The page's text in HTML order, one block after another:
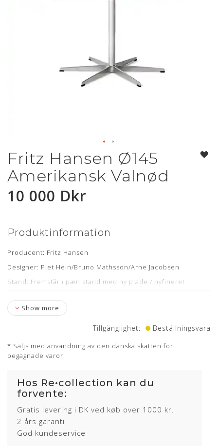
Hoppa
till
början
av
bildgalleriet
Fritz Hansen Ø145
Amerikansk Valnød
10 000 Dkr
Produktinformation
Producent: Fritz Hansen
Designer: Piet Hein/Bruno Mathsson/Arne Jacobsen
Stand: Fremstår i pæn stand med ny plade / nyfineret
Mål:H: 70 cm Dia. 145 cm
Levering: kontakt os for estimat
Show more
Tillgänglighet: Beställningsvara
* Säljs med användning av den danska skatten för
begagnade varor
Hos Re•collection kan du
forvente:
Gratis levering i DK ved køb over 1000 kr.
2 års garanti
God kundeservice